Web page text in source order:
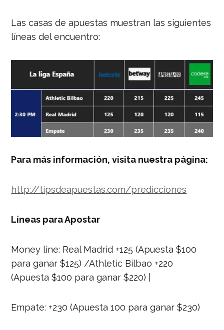
Las casas de apuestas muestran las siguientes
líneas del encuentro:
Para más información, visita nuestra página:
http://tipsdeapuestas.com/predicciones
Líneas para Apostar
Money line: Real Madrid +125 (Apuesta $100
para ganar $125) /Athletic Bilbao +220
(Apuesta $100 para ganar $220) |
Empate: +230 (Apuesta 100 para ganar $230)